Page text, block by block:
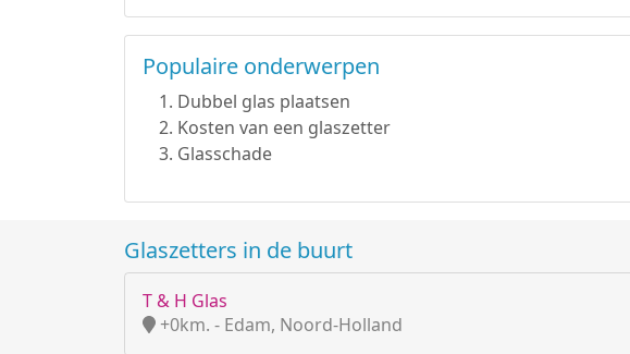
Populaire onderwerpen
Dubbel glas plaatsen
Kosten van een glaszetter
Glasschade
Glaszetters in de buurt
T & H Glas
+0km. - Edam, Noord-Holland